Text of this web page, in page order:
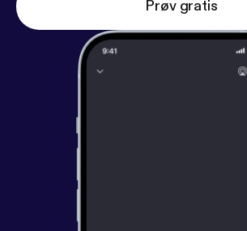
Prøv gratis